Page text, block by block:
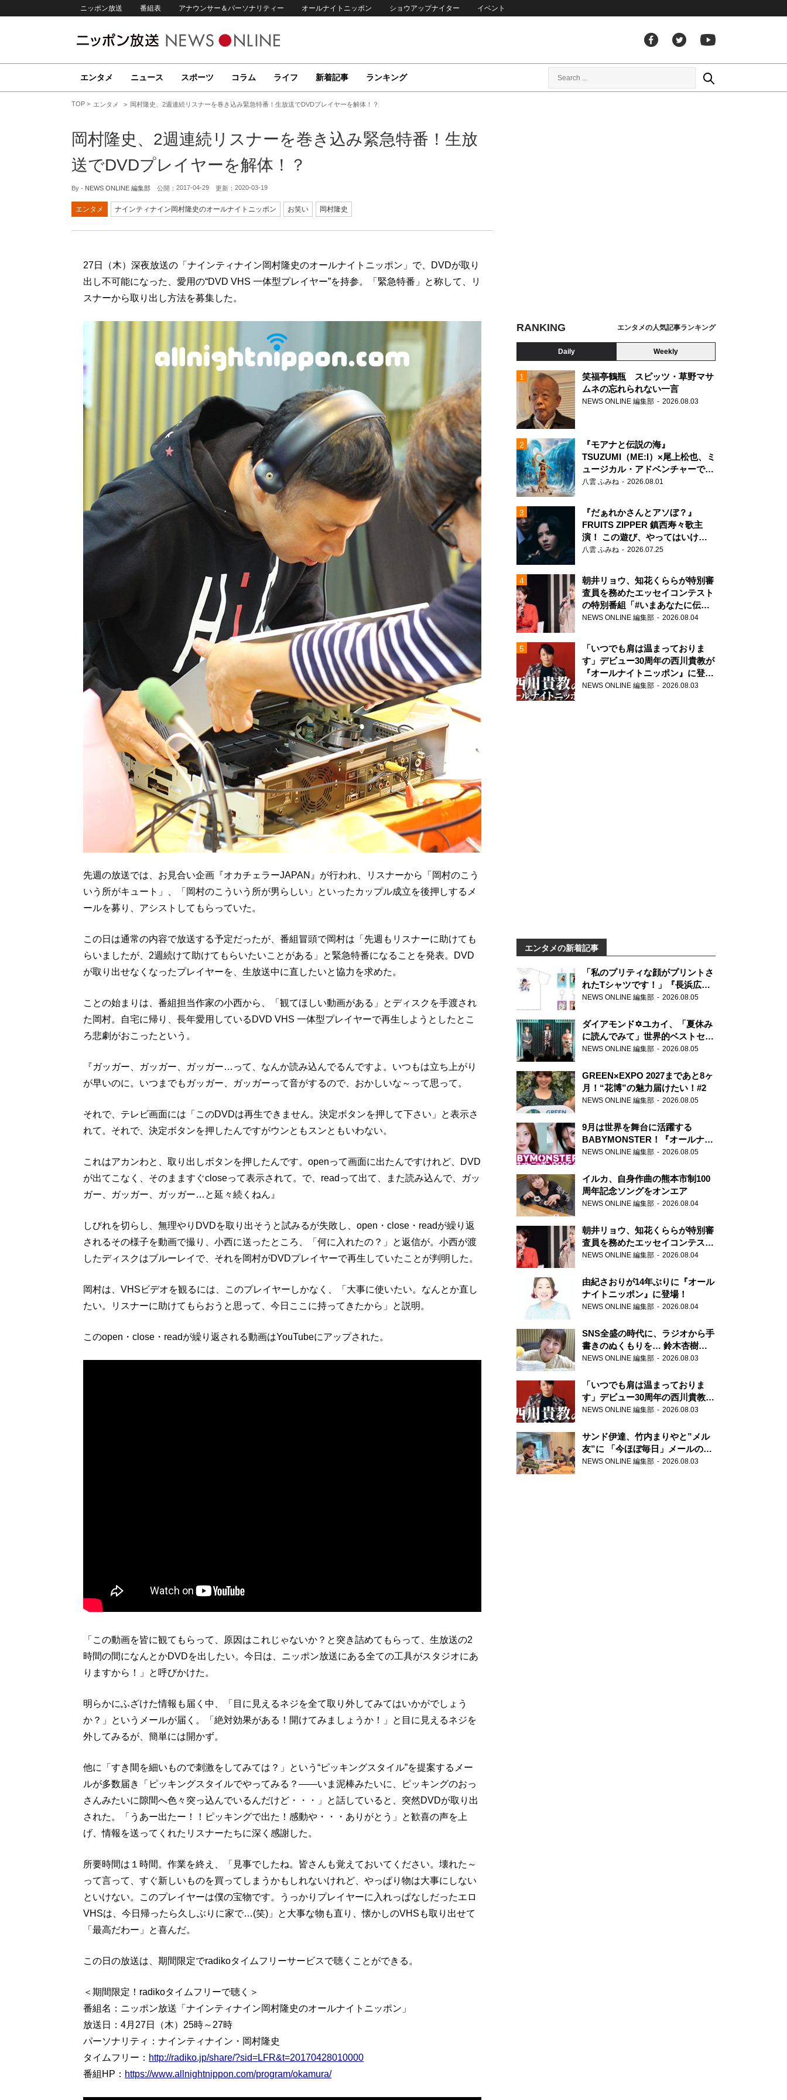
ニッポン放送 番組表 アナウンサー＆パーソナリティー オールナイトニッポン ショウアップナイター イベント
エンタメ ニュース スポーツ コラム ライフ 新着記事 ランキング
TOP エンタメ 岡村隆史、2週連続リスナーを巻き込み緊急特番！生放送でDVDプレイヤーを解体！？
岡村隆史、2週連続リスナーを巻き込み緊急特番！生放
送でDVDプレイヤーを解体！？
By - NEWS ONLINE 編集部 公開： 2017-04-29 更新： 2020-03-19
エンタメ ナインティナイン岡村隆史のオールナイトニッポン お笑い 岡村隆史
27日（木）深夜放送の「ナインティナイン岡村隆史のオールナイトニッポン」で、DVDが取り
出し不可能になった、愛用の“DVD VHS 一体型プレイヤー”を持参。「緊急特番」と称して、リ
スナーから取り出し方法を募集した。
先週の放送では、お見合い企画『オカチェラーJAPAN』が行われ、リスナーから「岡村のこう
いう所がキュート」、「岡村のこういう所が男らしい」といったカップル成立を後押しするメ
ールを募り、アシストしてもらっていた。
この日は通常の内容で放送する予定だったが、番組冒頭で岡村は「先週もリスナーに助けても
らいましたが、2週続けて助けてもらいたいことがある」と緊急特番になることを発表。DVD
が取り出せなくなったプレイヤーを、生放送中に直したいと協力を求めた。
ことの始まりは、番組担当作家の小西から、「観てほしい動画がある」とディスクを手渡され
た岡村。自宅に帰り、長年愛用しているDVD VHS 一体型プレイヤーで再生しようとしたとこ
ろ悲劇がおこったという。
『ガッガー、ガッガー、ガッガー…って、なんか読み込んでるんですよ。いつもは立ち上がり
が早いのに。いつまでもガッガー、ガッガーって音がするので、おかしいな～って思って。
それで、テレビ画面には「このDVDは再生できません。決定ボタンを押して下さい」と表示さ
れて。それで、決定ボタンを押したんですがウンともスンともいわない。
これはアカンわと、取り出しボタンを押したんです。openって画面に出たんですけれど、DVD
が出てこなく、そのまますぐcloseって表示されて。で、readって出て、また読み込んで、ガッ
ガー、ガッガー、ガッガー…と延々続くねん』
しびれを切らし、無理やりDVDを取り出そうと試みるが失敗し、open・close・readが繰り返
されるその様子を動画で撮り、小西に送ったところ、「何に入れたの？」と返信が。小西が渡
したディスクはブルーレイで、それを岡村がDVDプレイヤーで再生していたことが判明した。
岡村は、VHSビデオを観るには、このプレイヤーしかなく、「大事に使いたい。なんとか直し
たい。リスナーに助けてもらおうと思って、今日ここに持ってきたから」と説明。
このopen・close・readが繰り返される動画はYouTubeにアップされた。
「この動画を皆に観てもらって、原因はこれじゃないか？と突き詰めてもらって、生放送の2
時間の間になんとかDVDを出したい。今日は、ニッポン放送にある全ての工具がスタジオにあ
りますから！」と呼びかけた。
明らかにふざけた情報も届く中、「目に見えるネジを全て取り外してみてはいかがでしょう
か？」というメールが届く。「絶対効果がある！開けてみましょうか！」と目に見えるネジを
外してみるが、簡単には開かず。
他に「すき間を細いもので刺激をしてみては？」という“ピッキングスタイル”を提案するメー
ルが多数届き「ピッキングスタイルでやってみる？――いま泥棒みたいに、ピッキングのおっ
さんみたいに隙間へ色々突っ込んでいるんだけど・・・」と話していると、突然DVDが取り出
された。「うあー出たー！！ピッキングで出た！感動や・・・ありがとう」と歓喜の声を上
げ、情報を送ってくれたリスナーたちに深く感謝した。
所要時間は１時間。作業を終え、「見事でしたね。皆さんも覚えておいてください。壊れた～
って言って、すぐ新しいものを買ってしまうかもしれないけれど、やっぱり物は大事にしない
といけない。このプレイヤーは僕の宝物です。うっかりプレイヤーに入れっぱなしだったエロ
VHSは、今日帰ったら久しぶりに家で…(笑)」と大事な物も直り、懐かしのVHSも取り出せて
「最高だわー」と喜んだ。
この日の放送は、期間限定でradikoタイムフリーサービスで聴くことができる。
＜期間限定！radikoタイムフリーで聴く＞
番組名：ニッポン放送「ナインティナイン岡村隆史のオールナイトニッポン」
放送日：4月27日（木）25時～27時
パーソナリティ：ナインティナイン・岡村隆史
タイムフリー： http://radiko.jp/share/?sid=LFR&t=20170428010000
番組HP： https://www.allnightnippon.com/program/okamura/
RANKING エンタメの人気記事ランキング
Daily Weekly
笑福亭鶴瓶 スピッツ・草野マサ
ムネの忘れられない一言
NEWS ONLINE 編集部 2026.08.03
『モアナと伝説の海』
TSUZUMI（ME:I）×尾上松也、ミ
ュージカル・アドベンチャーで美
声を響かせる
八雲 ふみね 2026.08.01
『だぁれかさんとアソぼ？』
FRUITS ZIPPER 鎮西寿々歌主
演！ この遊び、やってはいけま
せん。
八雲 ふみね 2026.07.25
朝井リョウ、知花くららが特別審
査員を務めたエッセイコンテスト
の特別番組「#いまあなたに伝え
たいこと」
NEWS ONLINE 編集部 2026.08.04
「いつでも肩は温まっておりま
す」デビュー30周年の西川貴教が
『オールナイトニッポン』に登
場！
NEWS ONLINE 編集部 2026.08.03
エンタメの新着記事
「私のプリティな顔がプリントさ
れたTシャツです！」『長浜広奈
天下無双』初の番組グッズ発売
NEWS ONLINE 編集部 2026.08.05
ダイアモンド✡ユカイ、「夏休み
に読んでみて」世界的ベストセラ
ー『アナスタシア』を紹介
NEWS ONLINE 編集部 2026.08.05
GREEN×EXPO 2027まであと8ヶ
月！“花博”の魅力届けたい！#2
NEWS ONLINE 編集部 2026.08.05
9月は世界を舞台に活躍する
BABYMONSTER！『オールナイ
トニッポンPODCAST』月替わり
NEWS ONLINE 編集部 2026.08.05
イルカ、自身作曲の熊本市制100
周年記念ソングをオンエア
NEWS ONLINE 編集部 2026.08.04
朝井リョウ、知花くららが特別審
査員を務めたエッセイコンテスト
の特別番組「#いまあなたに伝え
NEWS ONLINE 編集部 2026.08.04
由紀さおりが14年ぶりに『オール
ナイトニッポン』に登場！
NEWS ONLINE 編集部 2026.08.04
SNS全盛の時代に、ラジオから手
書きのぬくもりを… 鈴木杏樹の
直筆はがきが届く！
郵便局
NEWS ONLINE 編集部 2026.08.03
「いつでも肩は温まっておりま
す」デビュー30周年の西川貴教が
『オールナイトニッポン』に登
NEWS ONLINE 編集部 2026.08.03
サンド伊達、竹内まりやと”メル
友”に 「今ほぼ毎日」メールのや
り取り明かす
NEWS ONLINE 編集部 2026.08.03